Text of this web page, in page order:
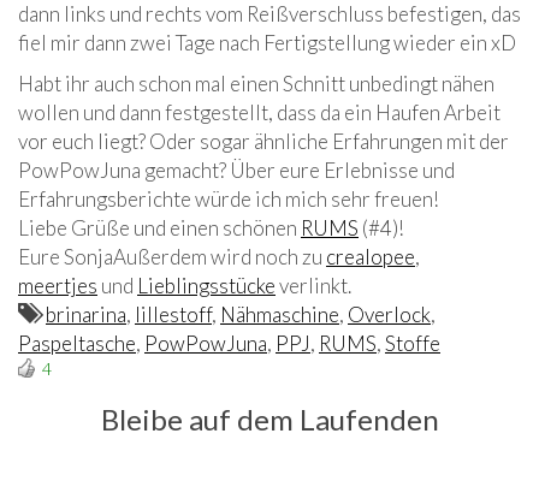
dann links und rechts vom Reißverschluss befestigen, das
fiel mir dann zwei Tage nach Fertigstellung wieder ein xD
Habt ihr auch schon mal einen Schnitt unbedingt nähen
wollen und dann festgestellt, dass da ein Haufen Arbeit
vor euch liegt? Oder sogar ähnliche Erfahrungen mit der
PowPowJuna gemacht? Über eure Erlebnisse und
Erfahrungsberichte würde ich mich sehr freuen!
Liebe Grüße und einen schönen RUMS (#4)!
Eure SonjaAußerdem wird noch zu crealopee,
meertjes und Lieblingsstückeverlinkt.
brinarina, lillestoff, Nähmaschine, Overlock,
Paspeltasche, PowPowJuna, PPJ, RUMS,Stoffe
4
Bleibe auf dem Laufenden